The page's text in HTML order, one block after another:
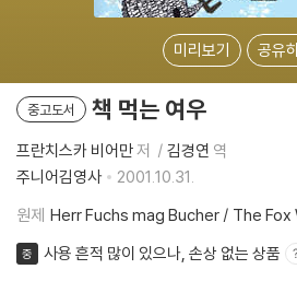
미리보기 공유
중고도서 책 먹는 여우
프란치스카 비어만저 김경연 역
주니어김영사
2001.10.31.
원제 Herr Fuchs mag Bucher / The
중 사용 흔적 많이 있으나, 손상 없는 상품